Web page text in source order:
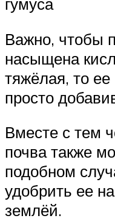
Важно, чтобы
насыщена
тяжёлая, то
просто
Вместе с тем
почва также
подобном
удобрить ее
землёй.